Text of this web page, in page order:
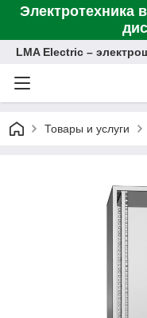
Электротехника
LMA Electric –
Товары и услуги